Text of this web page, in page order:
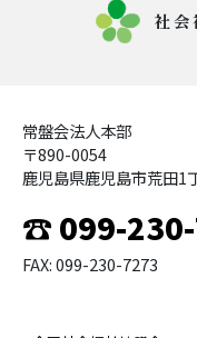
社会
常盤会法人本部
〒890-0054
鹿児島県鹿児島市荒田1
☎ 099-
FAX: 099-230-7273